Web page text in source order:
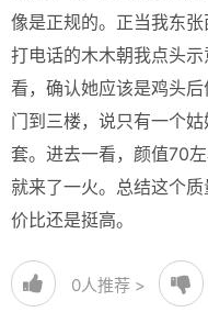
像是正规的。正当我东
打电话的木木朝我点头
看，确认她应该是鸡头
门到三楼，说只有一个
套。进去一看，颜值70
就来了一火。总结这个
价比还是挺高。
0人推荐 >